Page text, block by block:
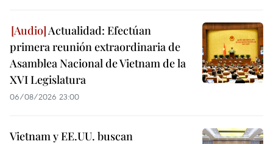
Actualidad: Efectúan
primera reunión extraordinaria de
Asamblea Nacional de Vietnam de la
XVI Legislatura
06/08/2026 23:00
Vietnam y EE.UU. buscan